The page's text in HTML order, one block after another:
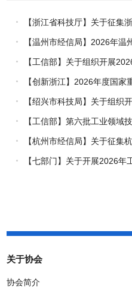
【浙江省科技厅】关于征集
的通知【温州市经信局】2026年
【工信部】关于组织开展
企业推荐工作的通知
【创新浙江】2026年度国
究专项（试点）项目指南
【绍兴市科技局】关于组织
报工作的通知
【工信部】第六批工业领域
报工作启动
【杭州市经信局】关于征集
通知【七部门】关于开展2026
关于协会
协会简介